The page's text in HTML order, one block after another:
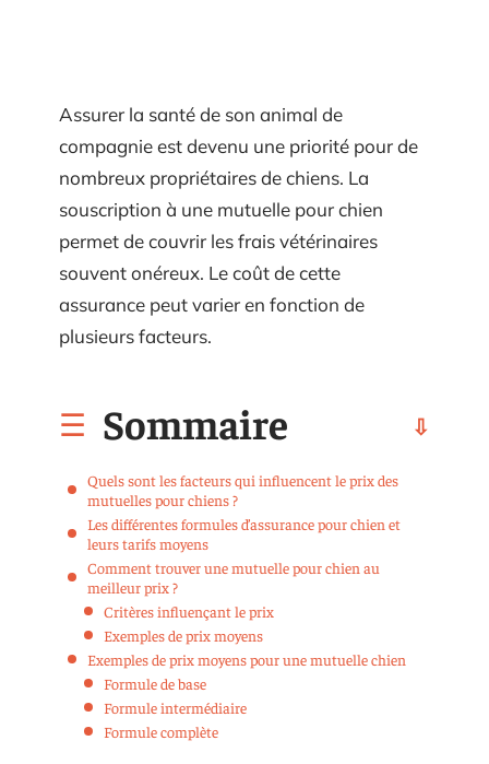
Assurer la santé de son animal de
compagnie est devenu une priorité pour de
nombreux propriétaires de chiens. La
souscription à une mutuelle pour chien
permet de couvrir les frais vétérinaires
souvent onéreux. Le coût de cette
assurance peut varier en fonction de
plusieurs facteurs.
Sommaire
Quels sont les facteurs qui influencent le prix des
mutuelles pour chiens ?
Les différentes formules d’assurance pour chien et
leurs tarifs moyens
Comment trouver une mutuelle pour chien au
meilleur prix ?
Critères influençant le prix
Exemples de prix moyens
Exemples de prix moyens pour une mutuelle chien
Formule de base
Formule intermédiaire
Formule complète